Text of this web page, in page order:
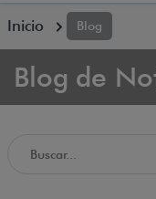
un
sistema
de
accesibilidad.
Inicio Blog
Blog de
Buscar en el Blog de